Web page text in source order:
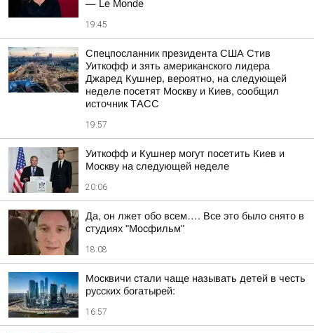
— Le Monde
19:45
Спецпосланник президента США Стив
Уиткофф и зять американского лидера
Джаред Кушнер, вероятно, на следующей
неделе посетят Москву и Киев, сообщил
источник ТАСС
19:57
Уиткофф и Кушнер могут посетить Киев и
Москву на следующей неделе
20:06
Да, он лжет обо всем…. Все это было снято в
студиях "Мосфильм"
18:08
Москвичи стали чаще называть детей в честь
русских богатырей:
16:57